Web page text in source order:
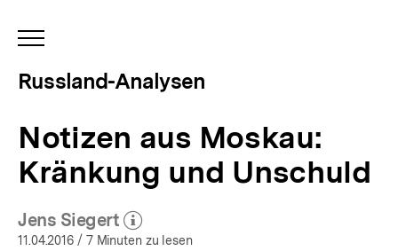
und
Unschuld
Russland-
bpb.de
INHALTSNAVIGATION
Russland-Analysen
Notizen aus Moskau:
Kränkung und Unschuld
Jens Siegert
(Mehr zum Autor)
öffnen
11.04.2016 / 7 Minuten zu lesen